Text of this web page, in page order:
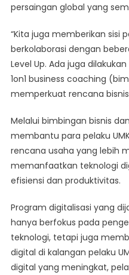
persaingan global yang
“Kita juga memberikan sisi
berkolaborasi dengan
Level Up. Ada juga
1on1 business coaching
memperkuat rencana bisnis
Melalui bimbingan bisnis
membantu para pelaku
rencana usaha yang lebih
memanfaatkan teknologi
efisiensi dan produktivitas.
Program digitalisasi yang
hanya berfokus pada
teknologi, tetapi juga
digital di kalangan pelaku
digital yang meningkat,